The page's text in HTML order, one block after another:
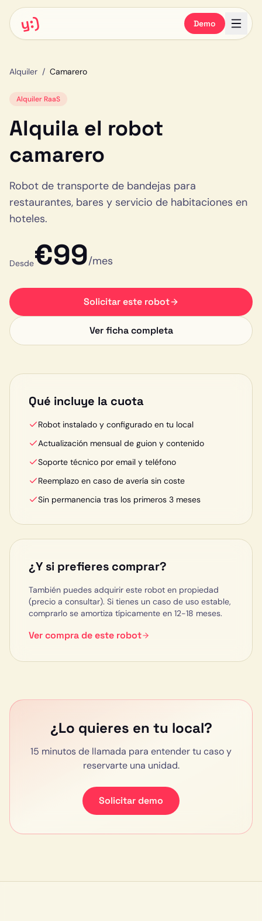
y:) Demo
Alquiler / Camarero
Alquiler RaaS
Alquila el robot
camarero
Robot de transporte de bandejas para
restaurantes, bares y servicio de habitaciones en
hoteles.
Desde€99/mes
Solicitar este robot
Ver ficha completa
Qué incluye la cuota
Robot instalado y configurado en tu local
Actualización mensual de guion y contenido
Soporte técnico por email y teléfono
Reemplazo en caso de avería sin coste
Sin permanencia tras los primeros 3 meses
¿Y si prefieres comprar?
También puedes adquirir este robot en propiedad
(precio a consultar). Si tienes un caso de uso estable,
comprarlo se amortiza típicamente en 12-18 meses.
Ver compra de este robot
¿Lo quieres en tu local?
15 minutos de llamada para entender tu caso y
reservarte una unidad.
Solicitar demo